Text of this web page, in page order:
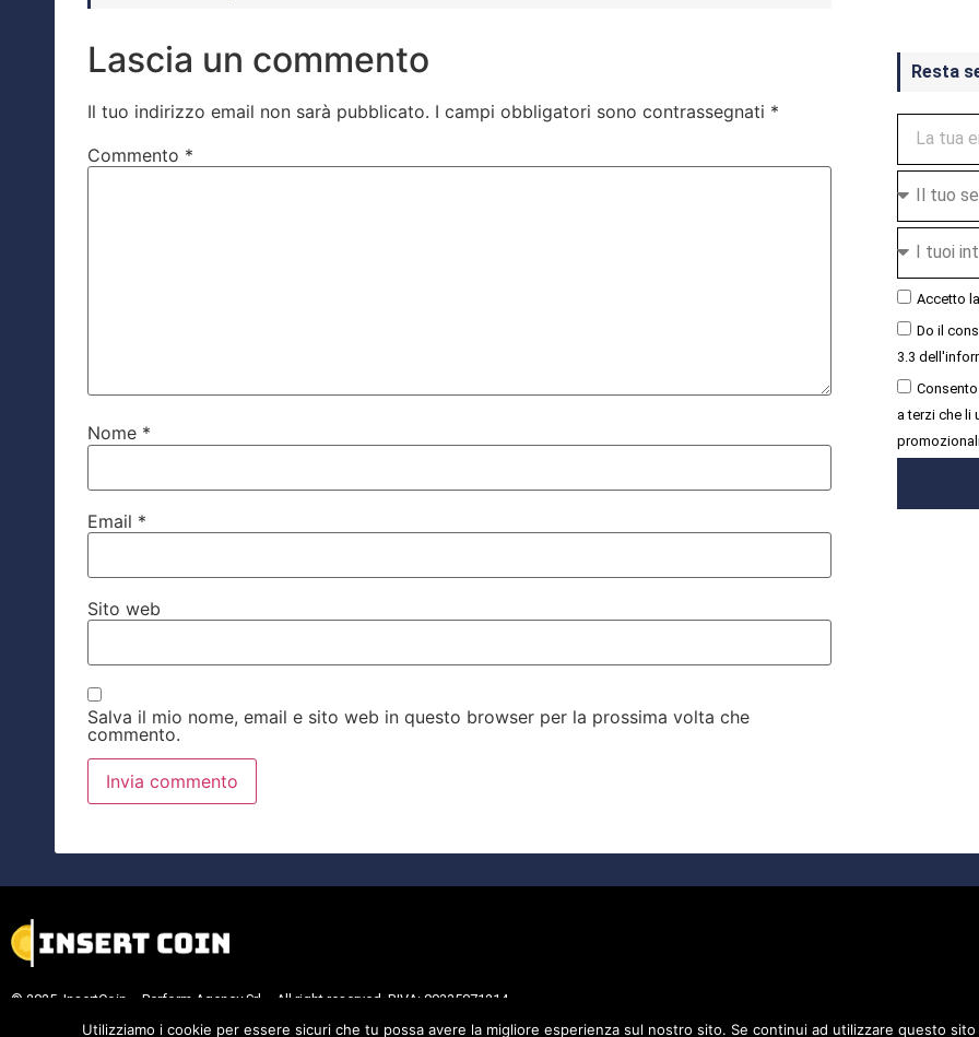
Lascia un commento
Il tuo indirizzo email non sarà pubblicato. I campi obbligatori sono contrassegnati *
Commento *
Nome *
Email *
Sito web
Salva il mio nome, email e sito web in questo browser per la prossima volta che
commento.
Resta
Accetto la
Do il
3.3
a terzi che li
© 2025 InsertCoin – Perform Agency Srl – All right reserved. P.IVA: 09335071214.
Utilizziamo i cookie per essere sicuri che tu possa avere la migliore esperienza sul nostro sito. Se continui ad utilizzare questo